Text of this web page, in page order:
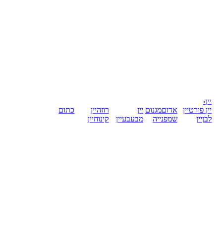
יין›
יין פורטיין
לבןיין
אדוםמגנום
שמפנייה
יין
מבעבעיין
רוזהיין
קינוחיין
כתום